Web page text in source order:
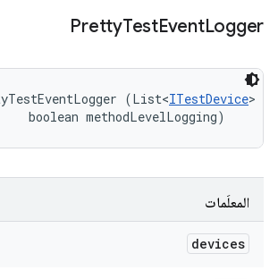
PrettyTestEventLogger
(List<ITestDevice>
boolean methodLevelLogging)
المعلَمات
devices